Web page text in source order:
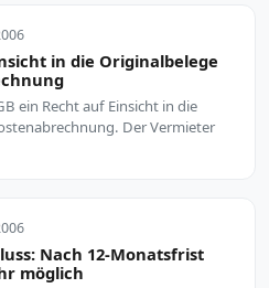
in die Originalbelege
ein Recht auf Einsicht in die
Der Vermieter
Nach 12-Monatsfrist
möglich